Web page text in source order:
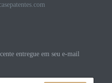
entregue em seu e-mail